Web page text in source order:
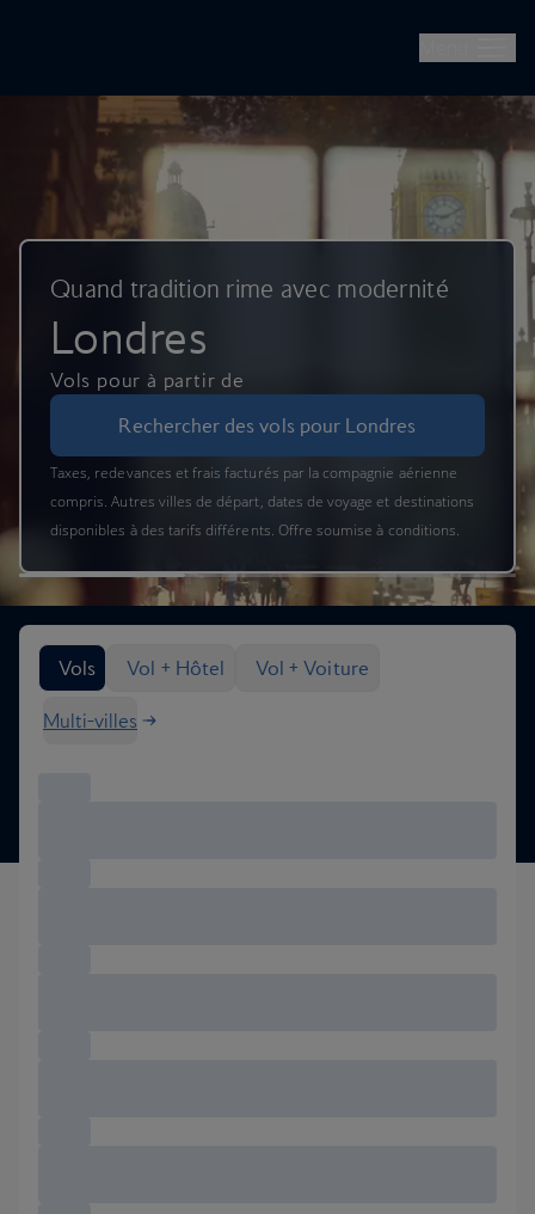
Quand tradition rime avec modernité
Londres
Vols pour à partir de
Rechercher des vols pour Londres
Taxes, redevances et frais facturés par la compagnie aérienne
compris. Autres villes de départ, dates de voyage et destinations
disponibles à des tarifs différents. Offre soumise à conditions.
Rechercher des options de vol
Vols
Vol + Hôtel Vol + Voiture
Multi-villes